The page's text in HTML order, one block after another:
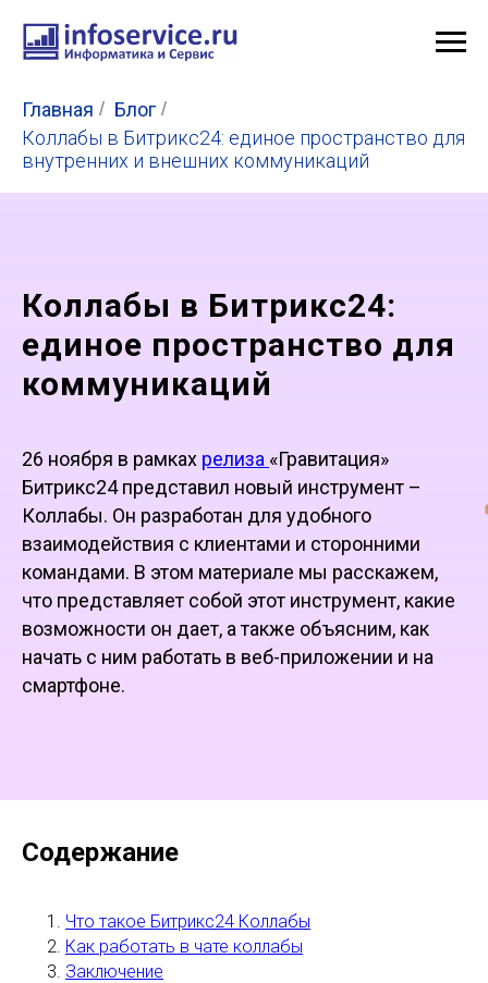
Главная / Блог /
Коллабы в Битрикс24: единое пространство для
внутренних и внешних коммуникаций
Коллабы в Битрикс24:
единое пространство для
коммуникаций
26 ноября в рамках релиза «Гравитация»
Битрикс24 представил новый инструмент –
Коллабы. Он разработан для удобного
взаимодействия с клиентами и сторонними
командами. В этом материале мы расскажем,
что представляет собой этот инструмент, какие
возможности он дает, а также объясним, как
начать с ним работать в веб-приложении и на
смартфоне.
Содержание
Что такое Битрикс24 Коллабы
Как работать в чате коллабы
Заключение